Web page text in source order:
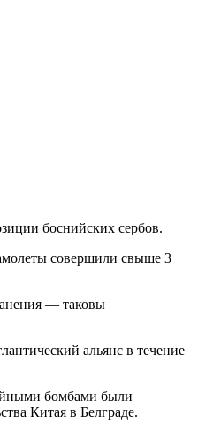
боснийских сербов.
совершили свыше 3
— таковы
альянс в течение
бомбами были
Китая в Белграде.